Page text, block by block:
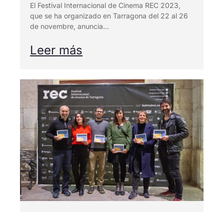
El Festival Internacional de Cinema REC 2023,
que se ha organizado en Tarragona del 22 al 26
de novembre, anuncia...
Leer más